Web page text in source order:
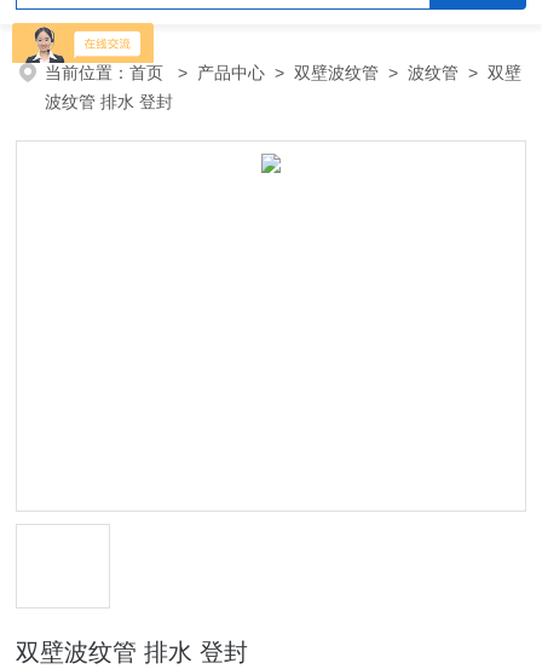
当前位置：首页 > 产品中心 >双壁波纹管 >波纹管 > 双壁
波纹管 排水 登封
双壁波纹管 排水 登封